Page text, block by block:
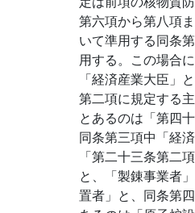
第六項から第八項
いて準用する同条
用する。この場合
「経済産業大臣」
第二項に規定する
とあるのは「第四
同条第三項中「経
「第二十三条第二
と、「製錬事業者
置者」と、同条第